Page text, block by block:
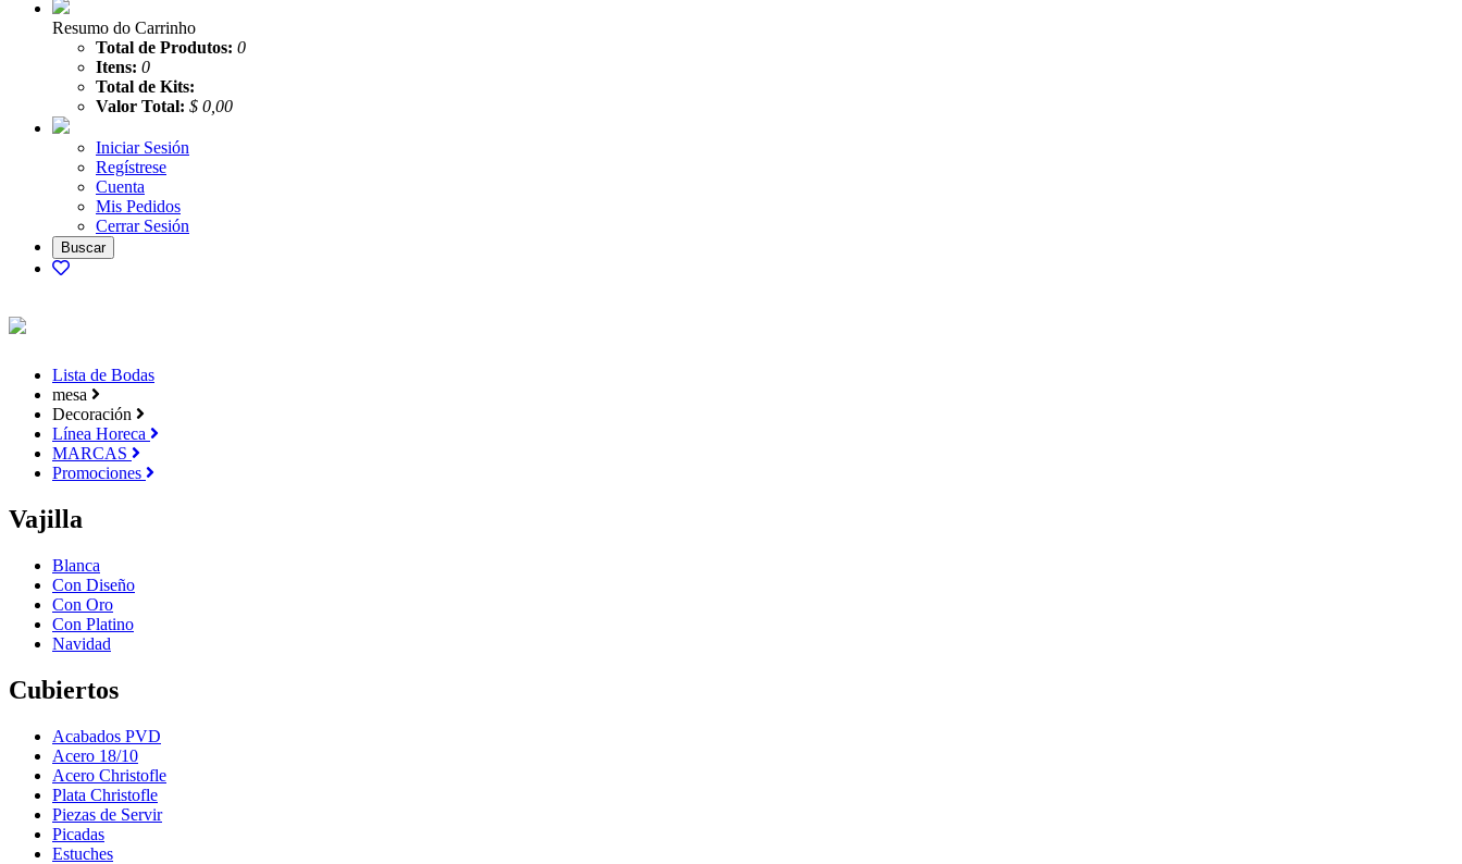
Resumo do Carrinho
Total de Produtos: 0
Itens: 0
Total de Kits:
Valor Total: $ 0,00
Iniciar Sesión
Regístrese
Cuenta
Mis Pedidos
Cerrar Sesión
Lista de Bodas
mesa
Decoración
Línea Horeca
MARCAS
Promociones
Vajilla
Blanca
Con Diseño
Con Oro
Con Platino
Navidad
Cubiertos
Acabados PVD
Acero 18/10
Acero Christofle
Plata Christofle
Piezas de Servir
Picadas
Estuches